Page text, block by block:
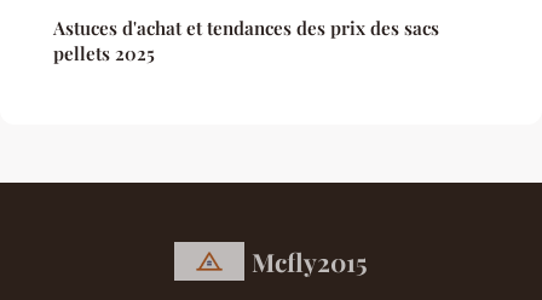
Astuces d'achat et tendances des prix des sacs
pellets 2025
Mcfly2015